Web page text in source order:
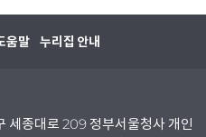
움말 누리집 안내
세종대로 209 정부서울청사 개인